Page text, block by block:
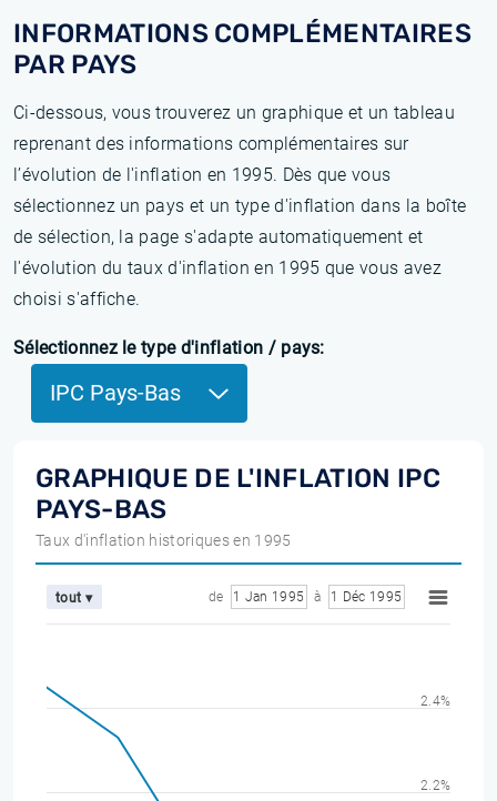
INFORMATIONS COMPLÉMENTAIRES
PAR PAYS
Ci-dessous, vous trouverez un graphique et un tableau
reprenant des informations complémentaires sur
l’évolution de l'inflation en 1995. Dès que vous
sélectionnez un pays et un type d'inflation dans la boîte
de sélection, la page s'adapte automatiquement et
l'évolution du taux d'inflation en 1995 que vous avez
choisi s'affiche.
Sélectionnez le type d'inflation / pays:
IPC Pays-Bas
GRAPHIQUE DE L'INFLATION IPC
PAYS-BAS
Taux d'inflation historiques en 1995
tout ▾ de 1 Jan 1995 à 1 Déc 1995
2.2%
2.4%